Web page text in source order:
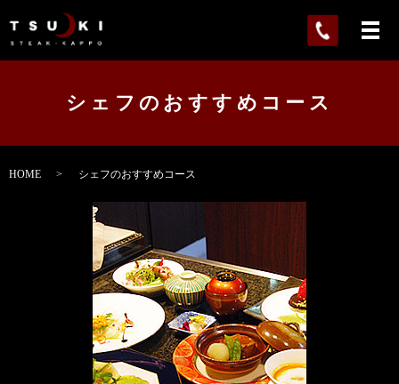
メ
シェフのおすすめコース
HOME シェフのおすすめコース